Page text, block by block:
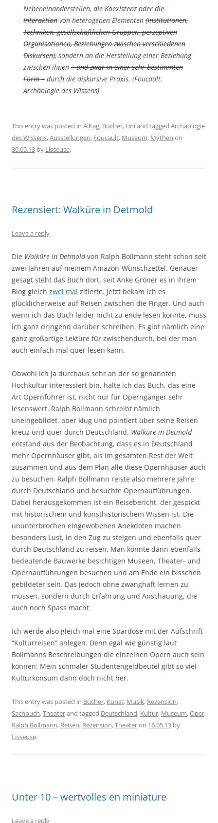
Nebeneinanderstellen, die Koexistenz oder die
Interaktion von heterogenen Elementen (Institutionen,
Techniken, gesellschaftlichen Gruppen, perzeptiven
Organisationen, Beziehungen zwischen verschiedenen
Diskursen), sondern an die Herstellung einer Beziehung
zwischen ihnen – und zwar in einer sehr bestimmten
Form – durch die diskursive Praxis. (Foucault.
Archäologie des Wissens)
This entry was posted in Alltag, Bücher, Uniand tagged Archäologie
des Wissens,Ausstellungen, Foucault, Museum, Mythen on
30.05.13 by Lisseuse.
Rezensiert: Walküre in Detmold
Leave a reply
Die Walküre in Detmoldvon Ralph Bollmann steht schon seit
zwei Jahren auf meinem Amazon-Wunschzettel. Genauer
gesagt steht das Buch dort, seit Anke Gröner es in ihrem
Blog gleich zwei mal zitierte. Jetzt bekam ich es
glücklicherweise auf Reisen zwischen die Finger. Und auch
wenn ich das Buch leider nicht zu ende lesen konnte, muss
ich ganz dringend darüber schreiben. Es gibt nämlich eine
ganz großartige Lektüre für zwischendurch, bei der man
auch einfach mal quer lesen kann.
Obwohl ich ja durchaus sehr an der so genannten
Hochkultur interessiert bin, halte ich das Buch, das eine
Art Opernführer ist, nicht nur für Operngänger sehr
lesenswert. Ralph Bollmann schreibt nämlich
uneingebildet, aber klug und pointiert über seine Reisen
kreuz und quer durch Deutschland. Walküre in Detmold
entstand aus der Beobachtung, dass es in Deutschland
mehr Opernhäuser gibt, als im gesamten Rest der Welt
zusammen und aus dem Plan alle diese Opernhäuser auch
zu besuchen. Ralph Bollmann reiste also mehrere Jahre
durch Deutschland und besuchte Opernaufführungen.
Dabei herausgekommen ist ein Reisebericht, der gespickt
mit historischem und kunsthistorischem Wissen ist. Die
ununterbrochen eingewobenen Anekdoten machen
besonders Lust, in den Zug zu steigen und ebenfalls quer
durch Deutschland zu reisen. Man könnte dann ebenfalls
bedeutende Bauwerke besichtigen Museen, Theater- und
Opernaufführungen besuchen und am Ende ein bisschen
gebildeter sein. Das jedoch ohne zwanghaft lernen zu
müssen, sondern durch Erfahrung und Anschauung, die
auch noch Spass macht.
Ich werde also gleich mal eine Spardose mit der Aufschrift
“Kulturreisen” anlegen. Denn egal wie günstig laut
Bollmanns Beschreibungen die einzelnen Opern auch sein
können: Mein schmaler Studentengeldbeutel gibt so viel
Kulturkonsum dann doch nicht her.
This entry was posted in Bücher, Kunst, Musik, Rezension,
Sachbuch,Theaterand tagged Deutschland, Kultur, Museum,Oper,
Ralph Bollmann, Reisen, Rezension,Theateron 16.05.13 by
Lisseuse.
Unter 10 – wertvolles en miniature
Leave a reply